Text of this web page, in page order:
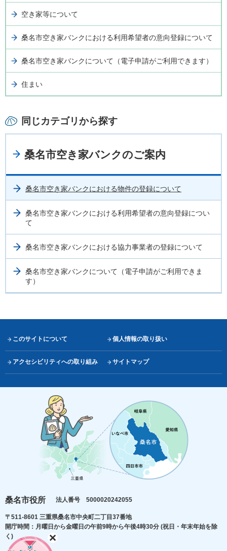
空き家等について
桑名市空き家バンクにおける利用希望者の意向登録について
桑名市空き家バンクについて（電子申請がご利用できます）
住まい
同じカテゴリから探す
桑名市空き家バンクのご案内
桑名市空き家バンクにおける物件の登録について
桑名市空き家バンクにおける利用希望者の意向登録につい
て
桑名市空き家バンクにおける協力事業者の登録について
桑名市空き家バンクについて（電子申請がご利用できま
す）
このサイトについて 個人情報の取り扱い
アクセシビリティへの取り組み サイトマップ
桑名市役所 法人番号 5000020242055
〒511-8601 三重県桑名市中央町二丁目37番地
開庁時間：月曜日から金曜日の午前9時から午後4時30分 (祝日・年末年始を除
く)